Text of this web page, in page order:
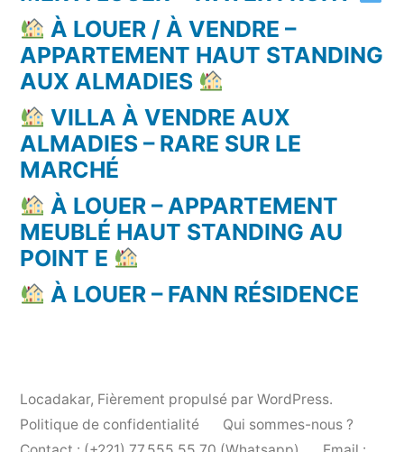
À LOUER / À VENDRE –
APPARTEMENT HAUT STANDING
AUX ALMADIES
VILLA À VENDRE AUX
ALMADIES – RARE SUR LE
MARCHÉ
À LOUER – APPARTEMENT
MEUBLÉ HAUT STANDING AU
POINT E
À LOUER – FANN RÉSIDENCE
Locadakar, Fièrement propulsé par WordPress.
Politique de confidentialité
Qui sommes-nous ?